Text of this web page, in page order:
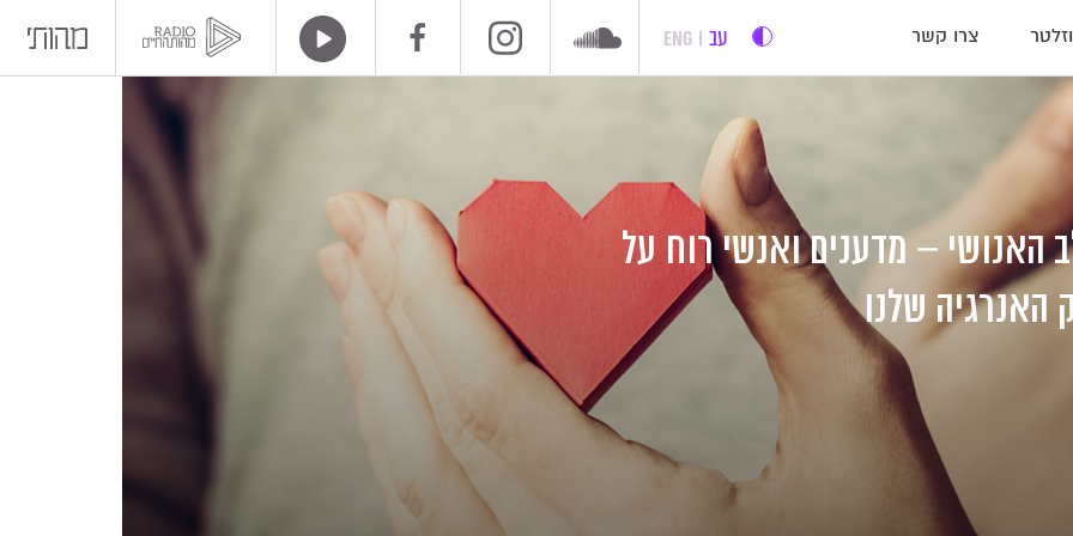
צרו קשר עב ENG
האנושי – מדענים ואנשי רוח על
האנרגיה שלנו